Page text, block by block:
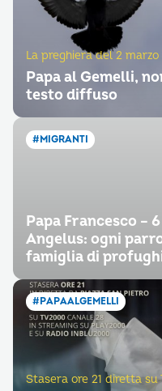
La preghiera del 2 marzo
Papa al Gemelli,
testo diffuso
#MIGRANTI
Papa Francesco –
Angelus: ogni
famiglia di
#PAPAALGEMELLI
Stasera ore 21 diretta